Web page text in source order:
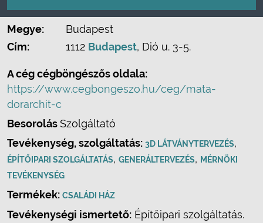
Megye:
Budapest
Cím:
1112 Budapest, Dió u. 3-5.
A cég cégböngészős oldala:
https://www.cegbongeszo.hu/ceg/mata-
dorarchit-c
BesorolásSzolgáltató
Tevékenység, szolgáltatás: 3D LÁTVÁNYTERVEZÉS,
ÉPÍTŐIPARI SZOLGÁLTATÁS, GENERÁLTERVEZÉS, MÉRNÖKI
TEVÉKENYSÉG
Termékek: CSALÁDI HÁZ
Tevékenységi ismertető: Építőipari szolgáltatás.